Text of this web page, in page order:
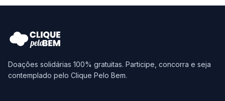
Doações solidárias 100% gratuitas. Participe, concorra e seja
contemplado pelo Clique Pelo Bem.